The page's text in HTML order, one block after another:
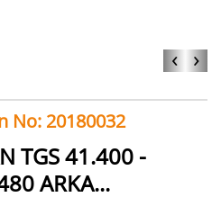
‹ ›
No: 20180032
TGS 41.400 -
ARKA...